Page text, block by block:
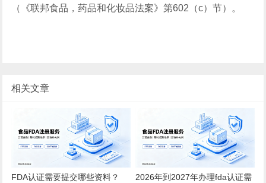
（《联邦食品，药品和化妆品法案》第602（c）节）。
相关文章
FDA认证需要提交哪些资料？
2026年到2027年办理fda认证需